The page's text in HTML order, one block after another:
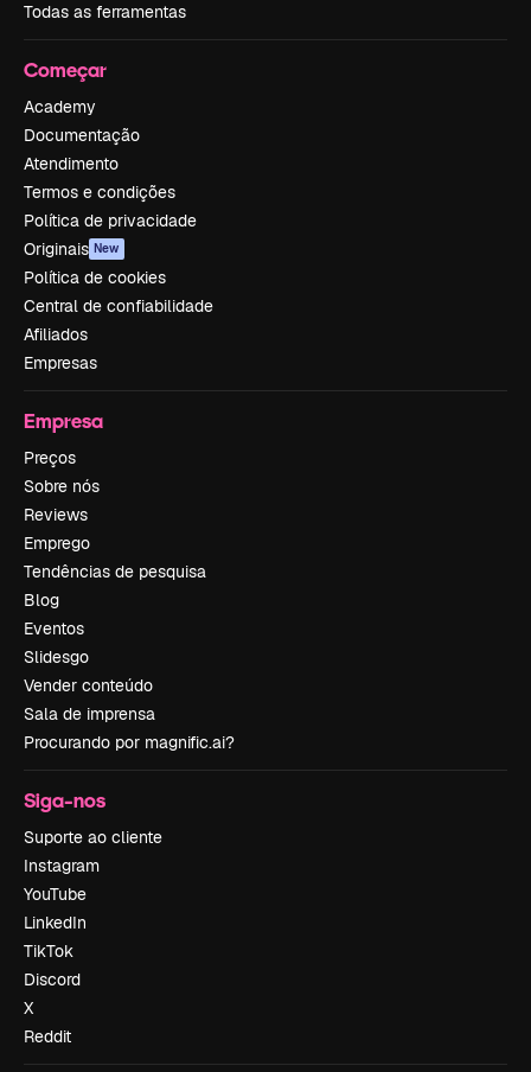
Todas as ferramentas
Começar
Academy
Documentação
Atendimento
Termos e condições
Política de privacidade
Originais New
Política de cookies
Central de confiabilidade
Afiliados
Empresas
Empresa
Preços
Sobre nós
Reviews
Emprego
Tendências de pesquisa
Blog
Eventos
Slidesgo
Vender conteúdo
Sala de imprensa
Procurando por magnific.ai?
Siga-nos
Suporte ao cliente
Instagram
YouTube
LinkedIn
TikTok
Discord
X
Reddit